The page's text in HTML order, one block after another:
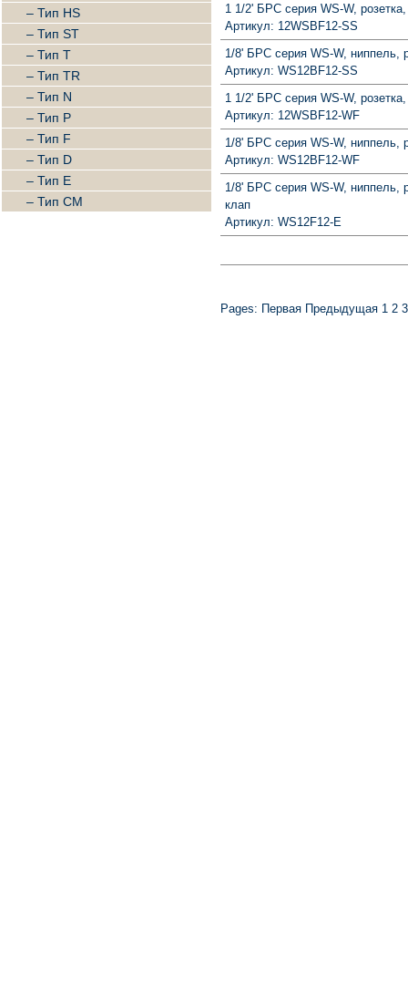
– Тип HS
– Тип ST
– Тип T
– Тип TR
– Тип N
– Тип P
– Тип F
– Тип D
– Тип E
– Тип CM
1 1/2' БРС серия WS-W,
Артикул: 12WSBF12-SS
1/8' БРС серия WS-W, ниппель,
Артикул: WS12BF12-SS
1 1/2' БРС серия WS-W,
Артикул: 12WSBF12-WF
1/8' БРС серия WS-W, ниппель,
Артикул: WS12BF12-WF
1/8' БРС серия WS-W, ниппель,
клап
Артикул: WS12F12-E
Pages: Первая Предыдущая 1 2 3